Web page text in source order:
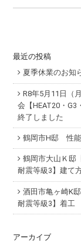
最近の投稿
夏季休業のお知
R8年5月11日（
会【HEAT20・G3
終了しました
鶴岡市H邸 性
鶴岡市大山Ｋ邸
耐震等級3】建て
酒田市亀ヶ崎K
耐震等級3】着工
アーカイブ